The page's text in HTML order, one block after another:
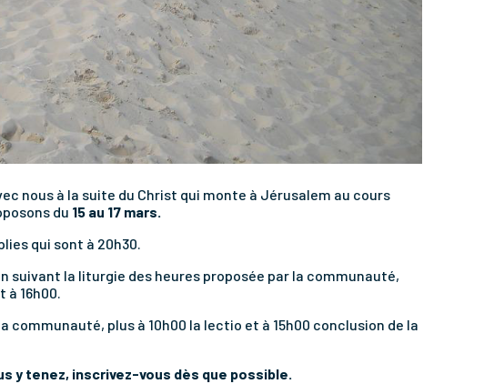
nous à la suite du Christ qui monte à Jérusalem au cours
du 15 au 17 mars.
qui sont à 20h30.
suivant la liturgie des heures proposée par la communauté,
à 16h00.
communauté, plus à 10h00 la lectio et à 15h00 conclusion de la
y tenez, inscrivez-vous dès que possible.